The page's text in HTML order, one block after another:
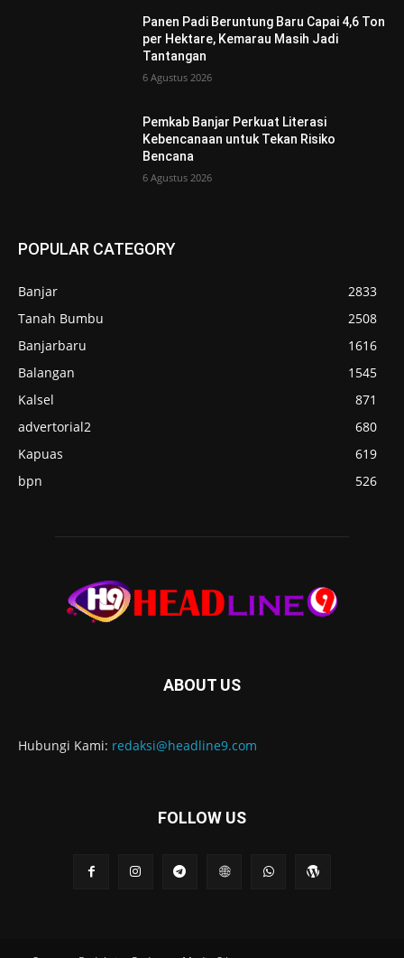
Panen Padi Beruntung Baru Capai 4,6 Ton
per Hektare, Kemarau Masih Jadi
Tantangan
6 Agustus 2026
Pemkab Banjar Perkuat Literasi
Kebencanaan untuk Tekan Risiko
Bencana
6 Agustus 2026
POPULAR CATEGORY
Banjar
2833
Tanah Bumbu
2508
Banjarbaru
1616
Balangan
1545
Kalsel
871
advertorial2
680
Kapuas
619
bpn
526
ABOUT US
Hubungi Kami: redaksi@headline9.com
FOLLOW US